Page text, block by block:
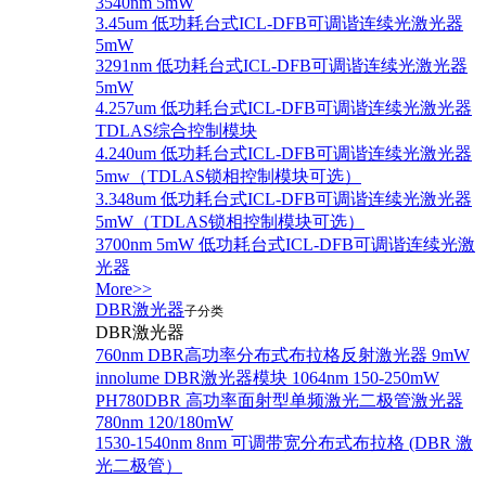
3.45um 低功耗台式ICL-DFB可调谐连续光激光器
5mW
3291nm 低功耗台式ICL-DFB可调谐连续光激光器
5mW
4.257um 低功耗台式ICL-DFB可调谐连续光激光器
TDLAS综合控制模块
4.240um 低功耗台式ICL-DFB可调谐连续光激光器
5mw（TDLAS锁相控制模块可选）
3.348um 低功耗台式ICL-DFB可调谐连续光激光器
5mW（TDLAS锁相控制模块可选）
3700nm 5mW 低功耗台式ICL-DFB可调谐连续光激
光器
More>>
DBR激光器子分类
DBR激光器
760nm DBR高功率分布式布拉格反射激光器 9mW
innolume DBR激光器模块 1064nm 150-250mW
PH780DBR 高功率面射型单频激光二极管激光器
780nm 120/180mW
1530-1540nm 8nm 可调带宽分布式布拉格 (DBR 激
光二极管）